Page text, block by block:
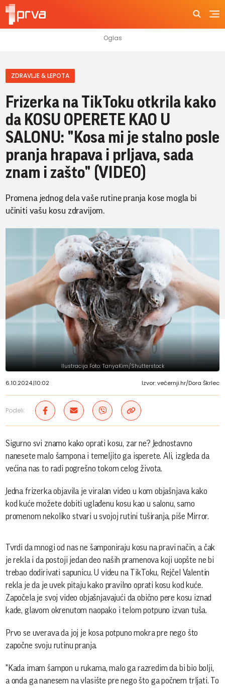
ZDRAVLJE & LEPOTA
Frizerka na TikToku otkrila kako
da KOSU OPERETE KAO U
SALONU: "Kosa mi je stalno posle
pranja hrapava i prljava, sada
znam i zašto" (VIDEO)
Promena jednog dela vaše rutine pranja kose mogla bi
učiniti vašu kosu zdravijom.
Ilustracija Foto: TanyaKim/Shutterstock
6.10.2024.|10:02 Izvor: večernji.hr/Dora Škrlec
Podeli:
Sigurno svi znamo kako oprati kosu, zar ne? Jednostavno
nanesete malo šampona i temeljito ga isperete. Ali, izgleda da
većina nas to radi pogrešno tokom celog života.
Jedna frizerka objavila je viralan video u kom objašnjava kako
kod kuće možete dobiti uglađenu kosu kao u salonu, samo
promenom nekoliko stvari u svojoj rutini tuširanja, piše Mirror.
Tvrdi da mnogi od nas ne šamponiraju kosu na pravi način, a čak
je rekla i da postoji jedan deo naših pramenova koji uopšte ne bi
trebao dodirivati sapunicu. U videu na TikToku, Rejčel Valentin
rekla je da je uvek pitaju kako pravilno oprati kosu kod kuće.
Započela je svoj video objašnjavajući da obično pere kosu iznad
kade, glavom okrenutom naopako i telom potpuno izvan tuša.
Prvo se uverava da joj je kosa potpuno mokra pre nego što
započne svoju rutinu pranja.
"Kada imam šampon u rukama, malo ga razredim da bi bio bolji,
a onda ga nanesem na vlasište pre nego što ga počnem trljati. To